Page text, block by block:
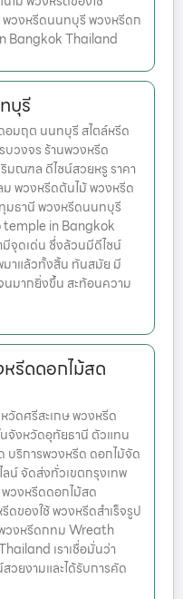
พวงหรีดนนทบุรี พวงหรีดก
Bangkok Thailand
บุรี
มฤต นนทบุรี สไตล์หรีด
วงจร ร้านพวงหรีด
มณฑล ดีไซน์สวยหรู ราคา
พวงหรีดต้นไม้ พวงหรีด
มธานี พวงหรีดนนทบุรี
in Bangkok
มีจุดเด่น ซึ่งล้วนมีดีไซน์
าแล้วทั้งสิ้น ทันสมัย มี
นมากยิ่งขึ้น สะท้อนความ
รีดดอกไม้สด
ดศรีสะเกษ พวงหรีด
จังหวัดอุทัยธานี ตัวแทน
บริการพวงหรีด ดอกไม้จัด
น์ จัดส่งทั่วเขตกรุงเทพ
วงหรีดดอกไม้สด
ของใช้ พวงหรีดสำเร็จรูป
วงหรีดกทม Wreath
เราเชื่อมั่นว่า
วยงามและได้รับการคัด